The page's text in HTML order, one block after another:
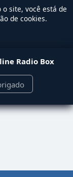
site, você está de
de cookies.
Radio Box